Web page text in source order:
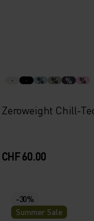
% % % %
Zeroweight Chill-
CHF 60.00
-30%
Summer Sale